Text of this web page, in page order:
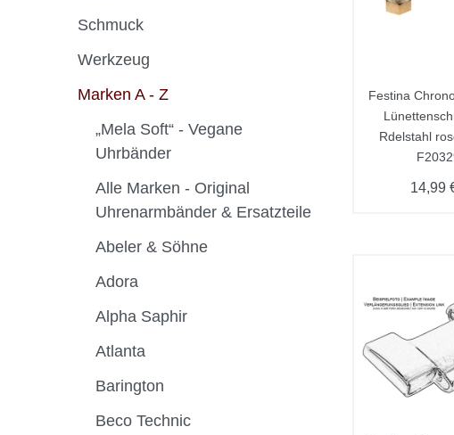
Schmuck
Werkzeug
Marken A - Z
„Mela Soft“ - Vegane
Uhrbänder
Alle Marken - Original
Uhrenarmbänder & Ersatzteile
Abeler & Söhne
Adora
Alpha Saphir
Atlanta
Barington
Beco Technic
Festina
Rdelstahl
14,99